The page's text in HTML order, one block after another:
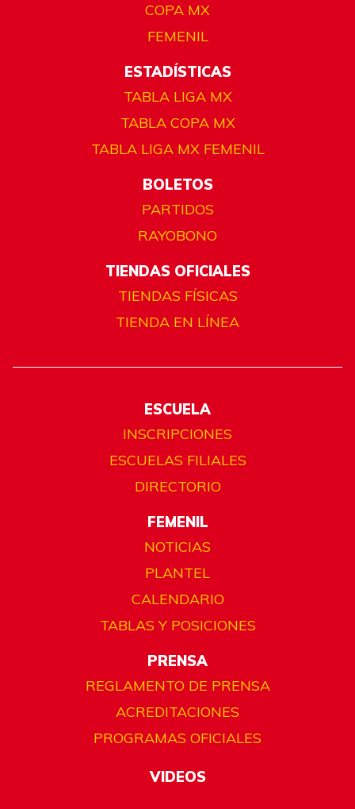
COPA MX
FEMENIL
ESTADÍSTICAS
TABLA LIGA MX
TABLA COPA MX
TABLA LIGA MX FEMENIL
BOLETOS
PARTIDOS
RAYOBONO
TIENDAS OFICIALES
TIENDAS FÍSICAS
TIENDA EN LÍNEA
ESCUELA
INSCRIPCIONES
ESCUELAS FILIALES
DIRECTORIO
FEMENIL
NOTICIAS
PLANTEL
CALENDARIO
TABLAS Y POSICIONES
PRENSA
REGLAMENTO DE PRENSA
ACREDITACIONES
PROGRAMAS OFICIALES
VIDEOS